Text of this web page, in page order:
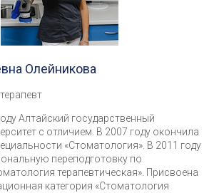
Олейникова
Алтайский государственный
с отличием. В 2007 году окончила
«Стоматология». В 2011 году
переподготовку по
терапевтическая». Присвоена
категория «Стоматология